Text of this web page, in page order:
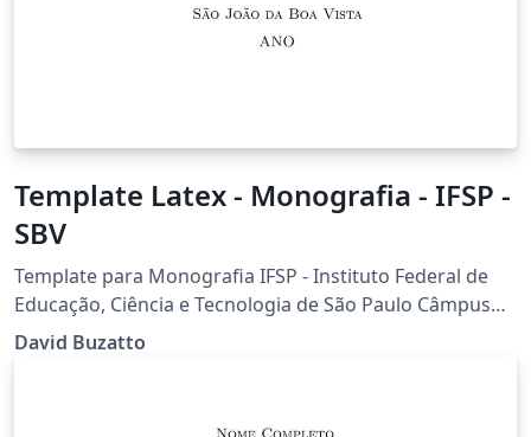
Template Latex - Monografia - IFSP -
SBV
Template para Monografia IFSP - Instituto Federal de
Educação, Ciência e Tecnologia de São Paulo Câmpus
São João da Boa Vista Desenvolvido por Prof. Dr. David
David Buzatto